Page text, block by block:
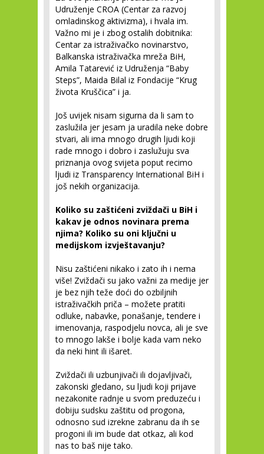
Udruženje CROA (Centar za razvoj
omladinskog aktivizma), i hvala im.
Važno mi je i zbog ostalih dobitnika:
Centar za istraživačko novinarstvo,
Balkanska istraživačka mreža BiH,
Amila Tatarević iz Udruženja “Baby
Steps”, Maida Bilal iz Fondacije “Krug
života Kruščica” i ja.
Još uvijek nisam sigurna da li sam to
zaslužila jer jesam ja uradila neke dobre
stvari, ali ima mnogo drugih ljudi koji
rade mnogo i dobro i zaslužuju sva
priznanja ovog svijeta poput recimo
ljudi iz Transparency International BiH i
još nekih organizacija.
Koliko su zaštićeni zviždači u BiH i
kakav je odnos novinara prema
njima? Koliko su oni ključni u
medijskom izvještavanju?
Nisu zaštićeni nikako i zato ih i nema
više! Zviždači su jako važni za medije jer
je bez njih teže doći do ozbiljnih
istraživačkih priča – možete pratiti
odluke, nabavke, ponašanje, tendere i
imenovanja, raspodjelu novca, ali je sve
to mnogo lakše i bolje kada vam neko
da neki hint ili išaret.
Zviždači ili uzbunjivači ili dojavljivači,
zakonski gledano, su ljudi koji prijave
nezakonite radnje u svom preduzeću i
dobiju sudsku zaštitu od progona,
odnosno sud izrekne zabranu da ih se
progoni ili im bude dat otkaz, ali kod
nas to baš nije tako.